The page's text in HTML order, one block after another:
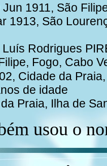
1911, São
1913, São
Rodrigues
Fogo, Cabo
Cidade da
de idade
Praia, Ilha de
usou o